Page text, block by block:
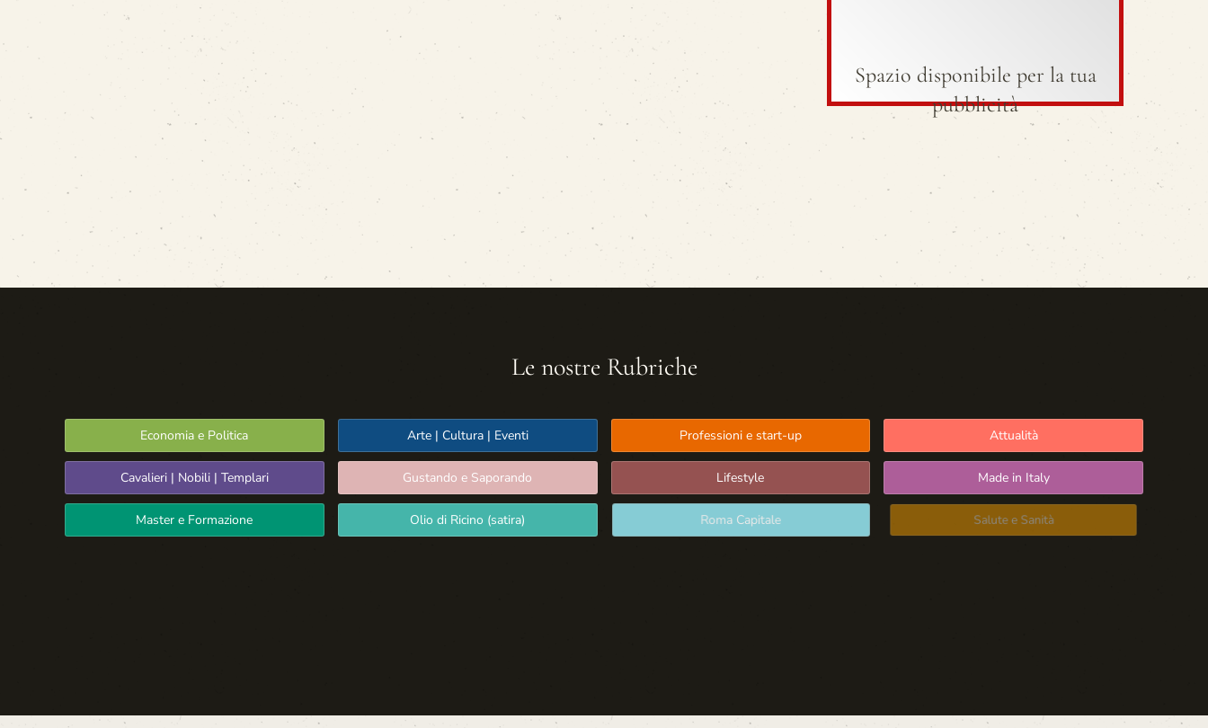
Spazio disponibile per la tua
pubblicità
Le nostre Rubriche
Economia e Politica Arte | Cultura | Eventi Professioni e start-up Attualità
Cavalieri | Nobili | Templari Gustando e Saporando Lifestyle Made in Italy
Master e Formazione Olio di Ricino (satira) Roma Capitale Salute e Sanità